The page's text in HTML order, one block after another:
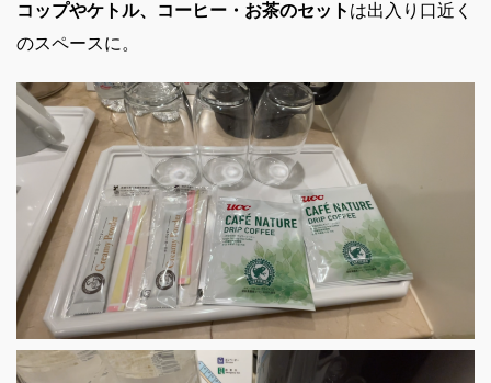
コップやケトル、コーヒー・お茶のセット は出入り口近く
のスペースに。